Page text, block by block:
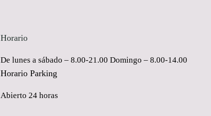
Horario
De lunes a sábado – 8.00-21.00 Domingo – 8.00-14.00
Horario Parking
Abierto 24 horas